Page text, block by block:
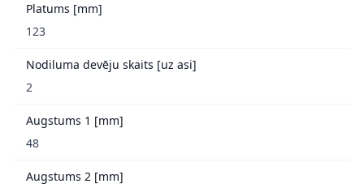
Platums [mm]
123
Nodiluma devēju skaits [uz asi]
2
Augstums 1 [mm]
48
Augstums 2 [mm]